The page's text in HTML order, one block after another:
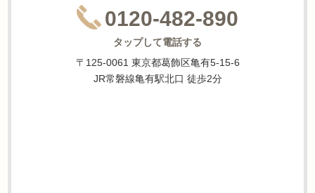
0120-482-890
タップして電話する
〒125-0061 東京都葛飾区亀有5-15-6
JR常磐線亀有駅北口 徒歩2分